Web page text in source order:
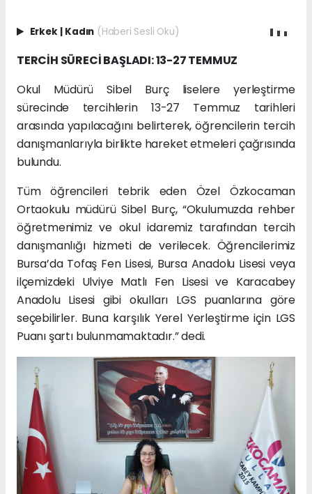
Erkek Kadın (Haberi Sesli Oku)
TERCİH SÜRECİ BAŞLADI: 13-27 TEMMUZ
Okul Müdürü Sibel Burç liselere yerleştirme
sürecinde tercihlerin 13-27 Temmuz tarihleri
arasında yapılacağını belirterek, öğrencilerin tercih
danışmanlarıyla birlikte hareket etmeleri çağrısında
bulundu.
Tüm öğrencileri tebrik eden Özel Özkocaman
Ortaokulu müdürü Sibel Burç, “Okulumuzda rehber
öğretmenimiz ve okul idaremiz tarafından tercih
danışmanlığı hizmeti de verilecek. Öğrencilerimiz
Bursa’da Tofaş Fen Lisesi, Bursa Anadolu Lisesi veya
ilçemizdeki Ulviye Matlı Fen Lisesi ve Karacabey
Anadolu Lisesi gibi okulları LGS puanlarına göre
seçebilirler. Buna karşılık Yerel Yerleştirme için LGS
Puanı şartı bulunmamaktadır.” dedi.